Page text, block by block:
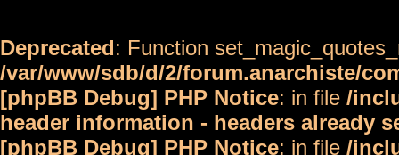
Deprecated: Function
/var/www/sdb/d/2/forum.anarchiste/
[phpBB Debug] PHP Notice: in file /
header information - headers already
[phpBB Debug] PHP Notice: in file /